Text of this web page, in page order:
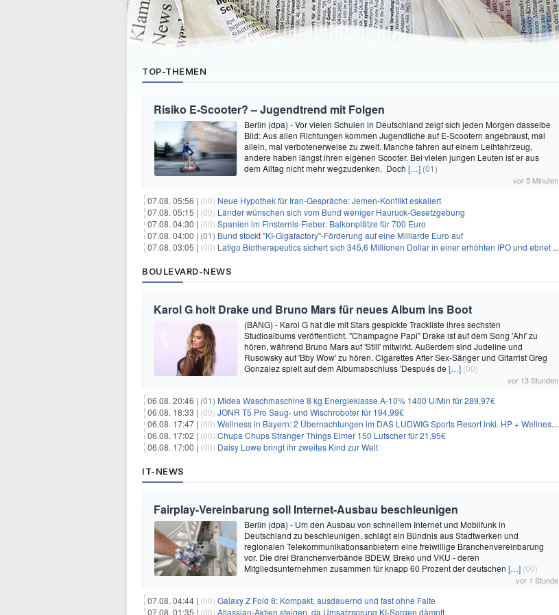
TOP-THEMEN
Risiko E-Scooter? – Jugendtrend mit Folgen
Berlin (dpa) - Vor vielen Schulen in Deutschland zeigt sich jeden Morgen dasselbe
Bild: Aus allen Richtungen kommen Jugendliche auf E-Scootern angebraust, mal
allein, mal verbotenerweise zu zweit. Manche fahren auf einem Leihfahrzeug,
andere haben längst ihren eigenen Scooter. Bei vielen jungen Leuten ist er aus
dem Alltag nicht mehr wegzudenken. Doch […] (01)
vor 5 Minuten
07.08. 05:56 | (00) Neue Hypothek für Iran-Gespräche: Jemen-Konflikt eskaliert
07.08. 05:15 | (00) Länder wünschen sich vom Bund weniger Hauruck-Gesetzgebung
07.08. 04:30 | (00) Spanien im Finsternis-Fieber: Balkonplätze für 700 Euro
07.08. 04:00 | (01) Bund stockt "KI-Gigafactory"-Förderung auf eine Milliarde Euro auf
07.08. 03:05 | (00) Latigo Biotherapeutics sichert sich 345,6 Millionen Dollar in einer erhöhten IPO und ebnet den Weg für nicht-opioide Schmerztherapie
BOULEVARD-NEWS
Karol G holt Drake und Bruno Mars für neues Album ins Boot
(BANG) - Karol G hat die mit Stars gespickte Trackliste ihres sechsten
Studioalbums veröffentlicht. "Champagne Papi" Drake ist auf dem Song 'Ahí' zu
hören, während Bruno Mars auf 'Still' mitwirkt. Außerdem sind Judeline und
Rusowsky auf 'Bby Wow' zu hören. Cigarettes After Sex-Sänger und Gitarrist Greg
Gonzalez spielt auf dem Albumabschluss 'Después de […] (00)
vor 13 Stunden
06.08. 20:46 | (01) Midea Waschmaschine 8 kg Energieklasse A-10% 1400 U/Min für 289,97€
06.08. 18:33 | (00) JONR T5 Pro Saug- und Wischroboter für 194,99€
06.08. 17:47 | (00) Wellness in Bayern: 2 Übernachtungen im DAS LUDWIG Sports Resort inkl. HP + Wellness ab 174€ p.P.
06.08. 17:02 | (00) Chupa Chups Stranger Things Eimer 150 Lutscher für 21,95€
06.08. 17:00 | (00) Daisy Lowe bringt ihr zweites Kind zur Welt
IT-NEWS
Fairplay-Vereinbarung soll Internet-Ausbau beschleunigen
Berlin (dpa) - Um den Ausbau von schnellem Internet und Mobilfunk in
Deutschland zu beschleunigen, schlägt ein Bündnis aus Stadtwerken und
regionalen Telekommunikationsanbietern eine freiwillige Branchenvereinbarung
vor. Die drei Branchenverbände BDEW, Breko und VKU - deren
Mitgliedsunternehmen zusammen für knapp 60 Prozent der deutschen […] (00)
vor 1 Stunde
07.08. 04:44 | (00) Galaxy Z Fold 8: Kompakt, ausdauernd und fast ohne Falte
07.08. 01:35 | (00) Atlassian-Aktien steigen, da Umsatzsprung KI-Sorgen dämpft